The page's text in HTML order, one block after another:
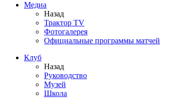
Медиа
Назад
Трактор TV
Фотогалерея
Официальные программы матчей
Клуб
Назад
Руководство
Музей
Школа